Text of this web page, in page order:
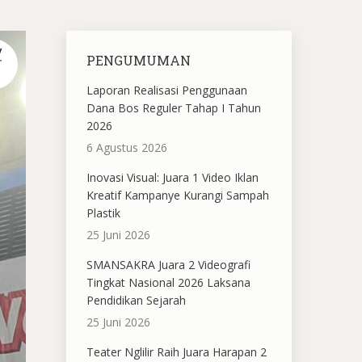
PENGUMUMAN
Laporan Realisasi Penggunaan
Dana Bos Reguler Tahap I Tahun
2026
6 Agustus 2026
Inovasi Visual: Juara 1 Video Iklan
Kreatif Kampanye Kurangi Sampah
Plastik
25 Juni 2026
SMANSAKRA Juara 2 Videografi
Tingkat Nasional 2026 Laksana
Pendidikan Sejarah
25 Juni 2026
Teater Nglilir Raih Juara Harapan 2